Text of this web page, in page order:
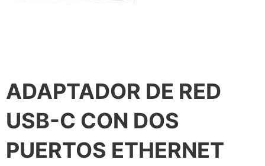
ADAPTADOR DE RED
USB-C CON DOS
PUERTOS ETHERNET